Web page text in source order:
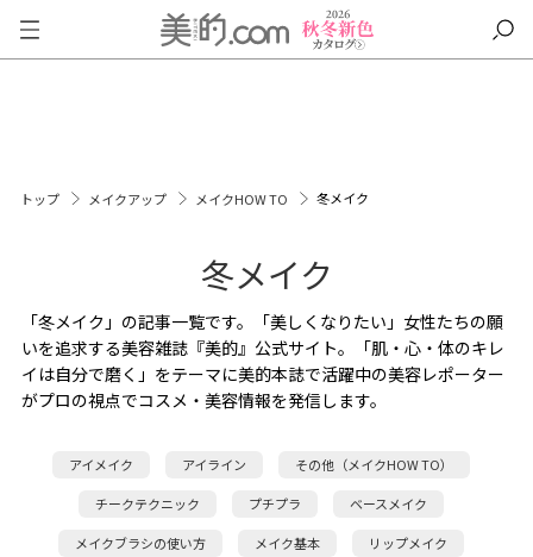
トップ メイクアップ メイクHOW TO 冬メイク
冬メイク
「冬メイク」の記事一覧です。「美しくなりたい」女性たちの願
いを追求する美容雑誌『美的』公式サイト。「肌・心・体のキレ
イは自分で磨く」をテーマに美的本誌で活躍中の美容レポーター
がプロの視点でコスメ・美容情報を発信します。
アイメイク アイライン その他（メイクHOW TO）
チークテクニック プチプラ ベースメイク
メイクブラシの使い方 メイク基本 リップメイク